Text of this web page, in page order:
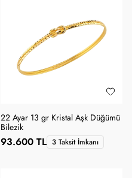
22 Ayar 13 gr Kristal Aşk Düğümü
Bilezik
93.600 TL 3 Taksit İmkanı